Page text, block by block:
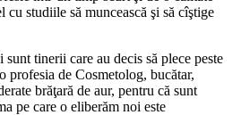
cu studiile să muncească şi să cîştige
tinerii care au decis să plece peste
profesia de Cosmetolog, bucătar,
brăţară de aur, pentru că sunt
pe care o eliberăm noi este